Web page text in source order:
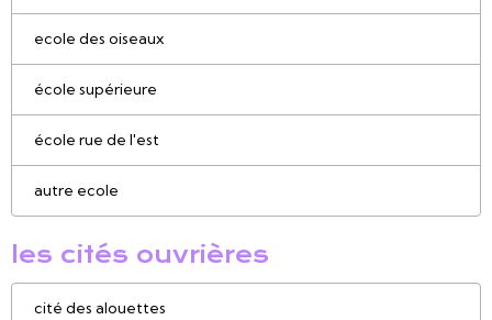
ecole des oiseaux
école supérieure
école rue de l'est
autre ecole
les cités ouvrières
cité des alouettes